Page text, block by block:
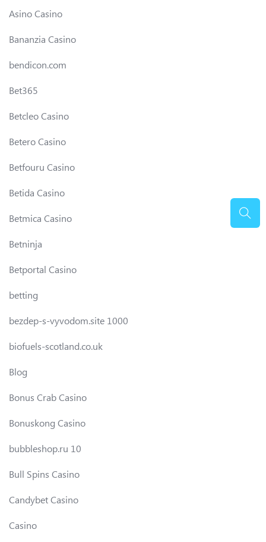
Asino Casino
Bananzia Casino
bendicon.com
Bet365
Betcleo Casino
Betero Casino
Betfouru Casino
Betida Casino
Betmica Casino
Betninja
Betportal Casino
betting
bezdep-s-vyvodom.site 1000
biofuels-scotland.co.uk
Blog
Bonus Crab Casino
Bonuskong Casino
bubbleshop.ru 10
Bull Spins Casino
Candybet Casino
Casino